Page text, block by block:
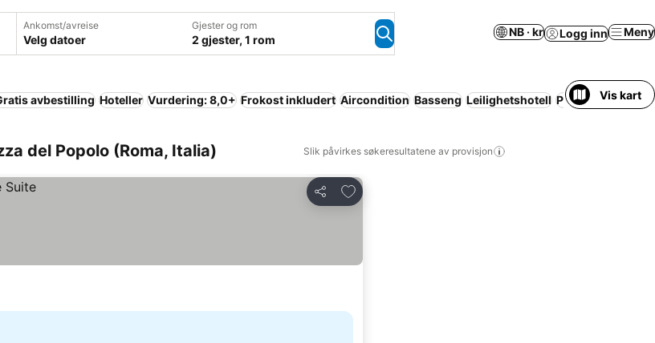
Ankomst/avreise
Velg datoer
Gjester og rom
2 gjester, 1 rom
NB · kr Logg inn Meny
avbestilling Hoteller Vurdering: 8,0+ Frokost inkludert Aircondition Basseng Leilighetshotell Parkering Wi-fi
Vis kart
del Popolo (Roma, Italia) Slik påvirkes søkeresultatene av provisjon
Del
Legg til i favoritter